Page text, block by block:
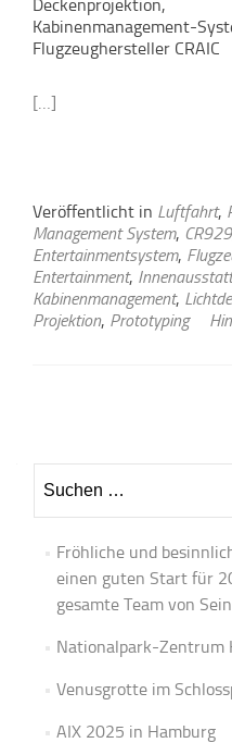
Deckenprojektion,
Kabinenmanagement-
Flugzeughersteller CRAIC
[…]
Veröffentlicht in Luftfahrt,
Management System, CR929
Entertainmentsystem,
Entertainment,
Kabinenmanagement,
Projektion, Prototyping
Navigation
nach:
Fröhliche und
einen guten Start für
gesamte Team von
Nationalpark-Zentrum
Venusgrotte im
AIX 2025 in Hamburg